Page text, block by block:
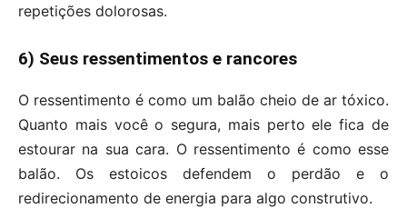
repetições dolorosas.
6) Seus ressentimentos e rancores
O ressentimento é como um balão cheio de ar tóxico.
Quanto mais você o segura, mais perto ele fica de
estourar na sua cara. O ressentimento é como esse
balão. Os estoicos defendem o perdão e o
redirecionamento de energia para algo construtivo.